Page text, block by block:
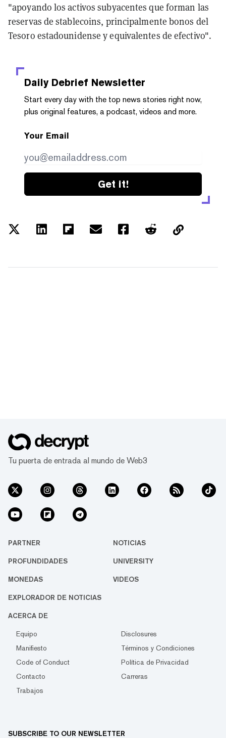
"apoyando los activos subyacentes que forman las
reservas de stablecoins, principalmente bonos del
Tesoro estadounidense y equivalentes de efectivo".
Daily Debrief Newsletter
Start every day with the top news stories right now,
plus original features, a podcast, videos and more.
Your Email
Get it!
Tu puerta de entrada al mundo de Web3
PARTNER NOTICIAS
PROFUNDIDADES UNIVERSITY
MONEDAS VIDEOS
EXPLORADOR DE NOTICIAS
ACERCA DE
Equipo
Disclosures
Manifiesto
Términos y Condiciones
Code of Conduct
Política de Privacidad
Contacto
Carreras
Trabajos
SUBSCRIBE TO OUR NEWSLETTER